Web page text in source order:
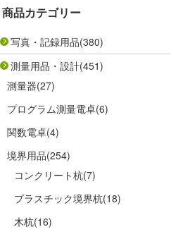
商品カテゴリー
写真・記録用品(380)
測量用品・設計(451)
測量器(27)
プログラム測量電卓(6)
関数電卓(4)
境界用品(254)
コンクリート杭(7)
プラスチック境界杭(18)
木杭(16)